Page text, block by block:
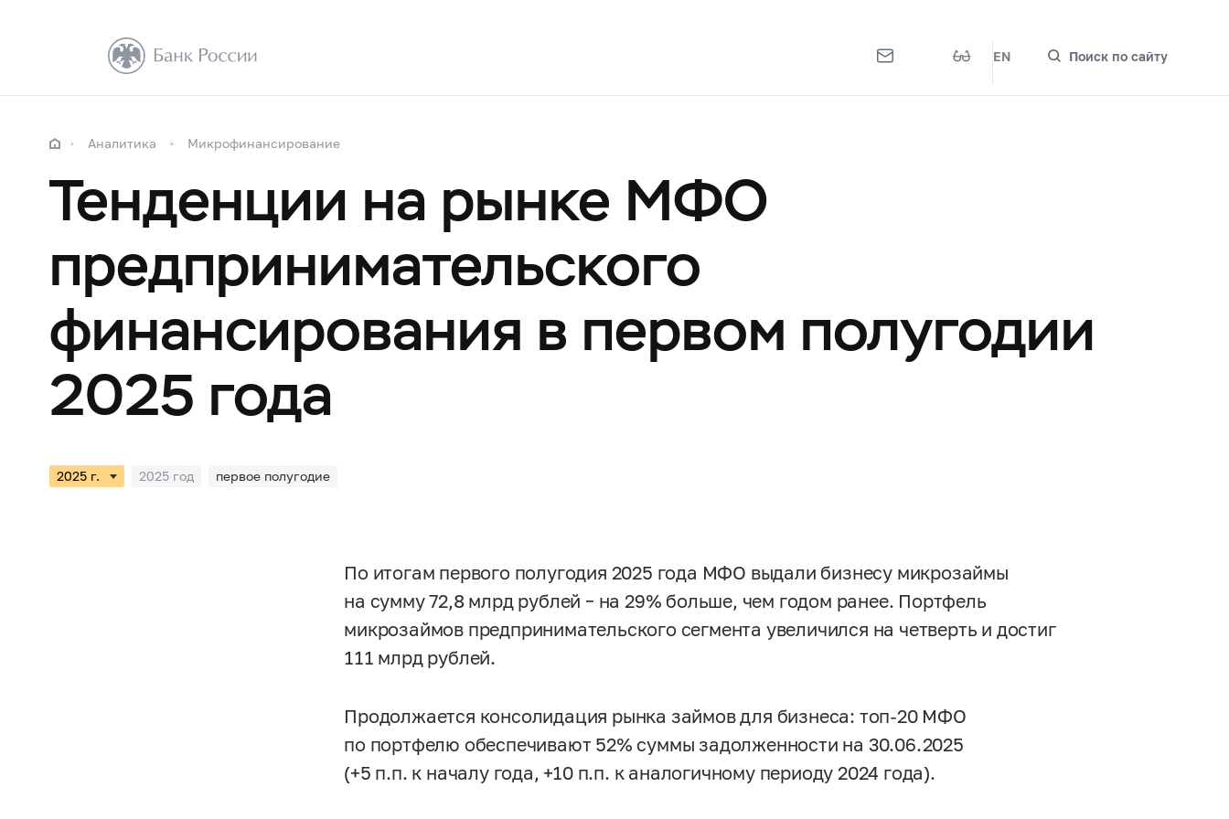
EN Поиск по сайту
Аналитика Микрофинансирование
Тенденции на рынке МФО
предпринимательского
финансирования в первом полугодии
2025 года
2025 год первое полугодие
По итогам первого полугодия 2025 года МФО выдали бизнесу микрозаймы
на сумму 72,8 млрд рублей – на 29% больше, чем годом ранее. Портфель
микрозаймов предпринимательского сегмента увеличился на четверть и достиг
111 млрд рублей.
Продолжается консолидация рынка займов для бизнеса: топ-20 МФО
по портфелю обеспечивают 52% суммы задолженности на 30.06.2025
(+5 п.п. к началу года, +10 п.п. к аналогичному периоду 2024 года).